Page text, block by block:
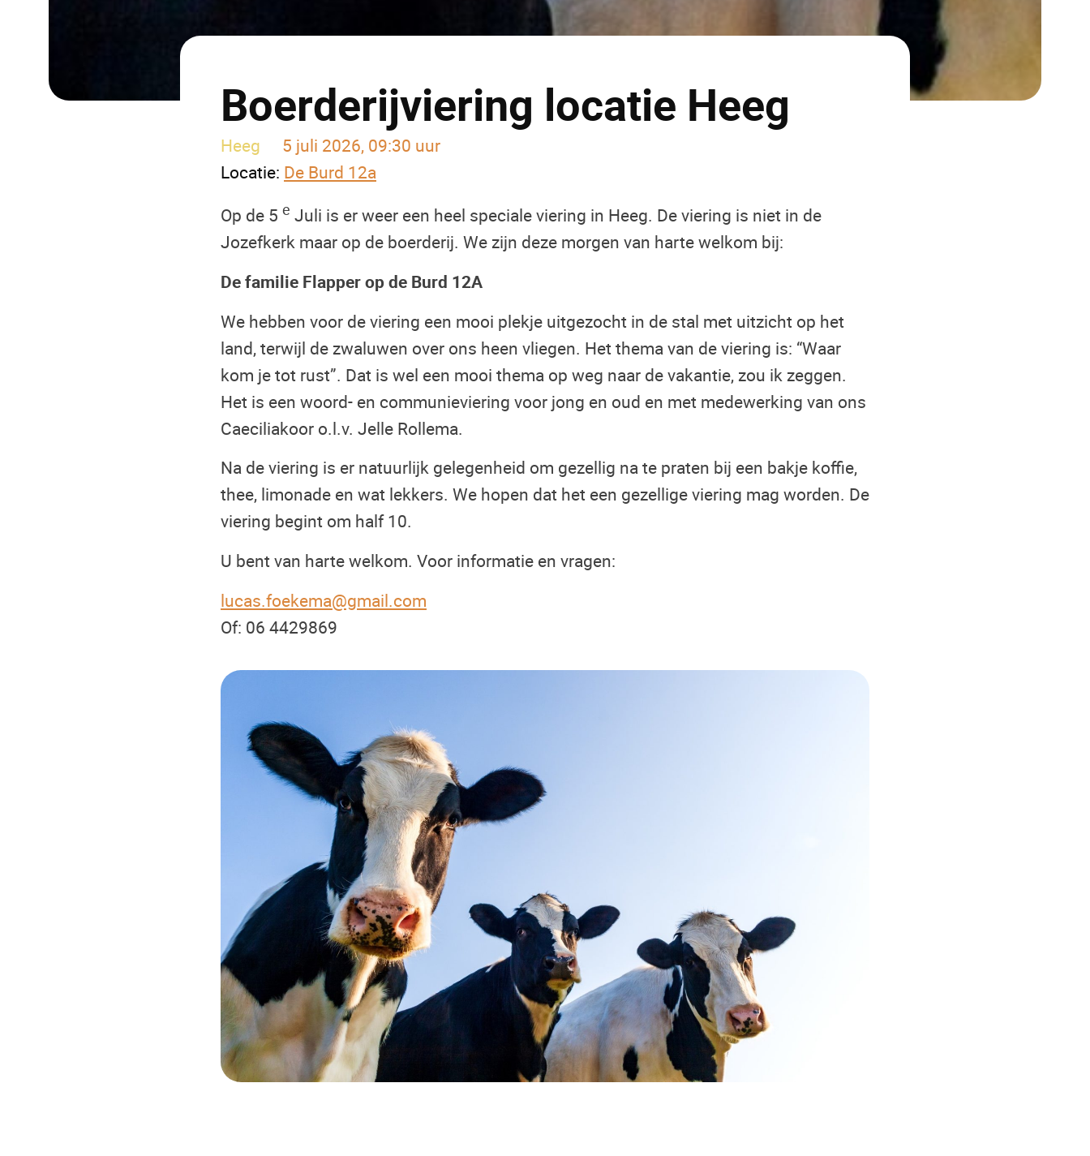
Boerderijviering locatie Heeg
Heeg
5 juli 2026, 09:30 uur
Locatie: De Burd 12a
Op de 5 e Juli is er weer een heel speciale viering in Heeg. De viering is niet in de
Jozefkerk maar op de boerderij. We zijn deze morgen van harte welkom bij:
De familie Flapper op de Burd 12A
We hebben voor de viering een mooi plekje uitgezocht in de stal met uitzicht op het
land, terwijl de zwaluwen over ons heen vliegen. Het thema van de viering is: “Waar
kom je tot rust”. Dat is wel een mooi thema op weg naar de vakantie, zou ik zeggen.
Het is een woord- en communieviering voor jong en oud en met medewerking van ons
Caeciliakoor o.l.v. Jelle Rollema.
Na de viering is er natuurlijk gelegenheid om gezellig na te praten bij een bakje koffie,
thee, limonade en wat lekkers. We hopen dat het een gezellige viering mag worden. De
viering begint om half 10.
U bent van harte welkom. Voor informatie en vragen:
lucas.foekema@gmail.com
Of: 06 4429869